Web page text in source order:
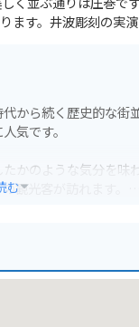
す。井波彫刻の実
から続く歴史的な街
気です。
かのような気分を味
観光客が訪れます。
む